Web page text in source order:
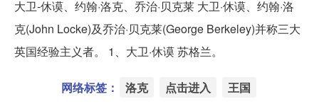
大卫-休谟、约翰·洛克、乔治·贝克莱 大卫·休谟、约翰·洛
克(John Locke)及乔治·贝克莱(George Berkeley)并称三大
英国经验主义者。 1、大卫·休谟 苏格兰。
网络标签： 洛克 点击进入 王国